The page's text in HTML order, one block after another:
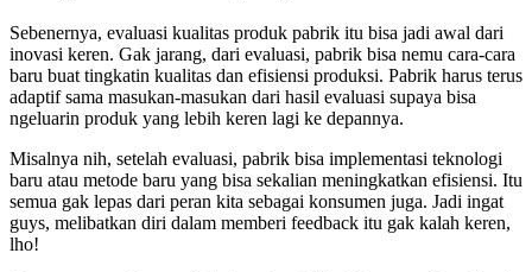
Sebenernya, evaluasi kualitas produk pabrik itu bisa jadi awal dari
inovasi keren. Gak jarang, dari evaluasi, pabrik bisa nemu cara-cara
baru buat tingkatin kualitas dan efisiensi produksi. Pabrik harus terus
adaptif sama masukan-masukan dari hasil evaluasi supaya bisa
ngeluarin produk yang lebih keren lagi ke depannya.
Misalnya nih, setelah evaluasi, pabrik bisa implementasi teknologi
baru atau metode baru yang bisa sekalian meningkatkan efisiensi. Itu
semua gak lepas dari peran kita sebagai konsumen juga. Jadi ingat
guys, melibatkan diri dalam memberi feedback itu gak kalah keren,
lho!